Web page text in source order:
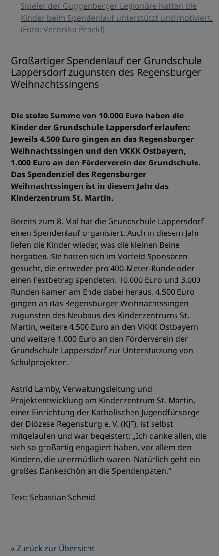
Spieler der Guggenberger Legionäre hatten die
Kinder beim Spendenlauf unterstützt und motiviert.
(Foto: Veronika Prockl)
Großartiger Spendenlauf der Grundschule
Lappersdorf zugunsten des Regensburger
Weihnachtssingens
Die stolze Summe von 10.000 Euro haben die
Kinder der Grundschule Lappersdorf erlaufen:
Jeweils 4.500 Euro gingen an das Regensburger
Weihnachtssingen und den VKKK Ostbayern,
1.000 Euro an den Förderverein der Grundschule.
Das Spendenziel des Regensburger
Weihnachtssingen ist in diesem Jahr das
Kinderzentrum St. Martin.
Bereits zum 8. Mal hat die Grundschule Lappersdorf
einen Spendenlauf organisiert: Auch in diesem Jahr
liefen die Kinder wieder, was die kleinen Beine
hergaben. Sie hatten sich im Vorfeld Sponsoren
gesucht, die entweder pro 400-Meter-Runde oder
einen Festbetrag spendeten. 10.000 Euro und 3.000
Runden kamen am Ende dabei heraus. 4.500 Euro
gingen an das Regensburger Weihnachtssingen
zugunsten des Neubaus des Kinderzentrums St.
Martin, weitere 4.500 Euro an den VKKK Ostbayern
und weitere 1.000 Euro an den Förderverein der
Grundschule Lappersdorf zur Unterstützung von
Schulprojekten.
Astrid Lamby, Verwaltungsleitung und
Projektentwicklung am Kinderzentrum St. Martin,
einer Einrichtung der Katholischen Jugendfürsorge
der Diözese Regensburg e. V. (KJF), ist selbst
mitgelaufen und war begeistert: „Ich danke allen, die
sich so großartig engagiert haben, vor allem den
Kindern, die unermüdlich waren. Natürlich geht ein
großes Dankeschön an die Spendenpaten.“
Text: Sebastian Schmid
« Zurück zur Übersicht